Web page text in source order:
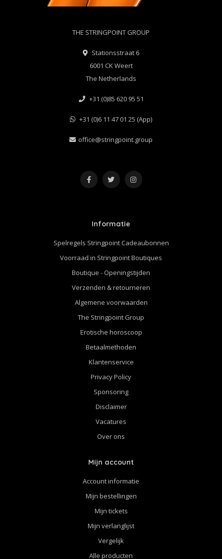
THE STRINGPOINT GROUP
Stationsstraat 6
6001 CK Weert
The Netherlands
+31 (0)85 620 95 51
+31 (0)6 11 47 01 25 (App)
office@stringpoint.group
Informatie
Spelregels Stringpoint Cadeaubonnen
Voorraad in Stringpoint Boutiques
Boutique - Openingstijden
Verzenden & retourneren
Algemene voorwaarden
The Stringpoint Group
Erotische horoscoop
Betaalmethoden
Klantenservice
Privacy Policy
Sponsoring
Disclaimer
Vacatures
Over ons
Mijn account
Account informatie
Mijn bestellingen
Mijn tickets
Mijn verlanglijst
Vergelijk
Alle producten